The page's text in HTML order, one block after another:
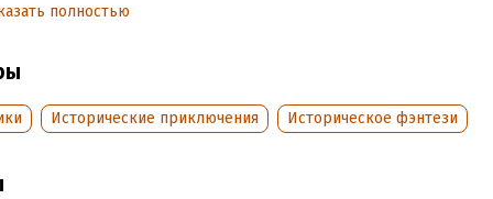
Страна стоит на переломном рубеже – Рубиконе всей ВОВ.
информация
1 июня 2020
ISBN (EAN):9785532995765
полностью
Исторические приключения Историческое фэнтези